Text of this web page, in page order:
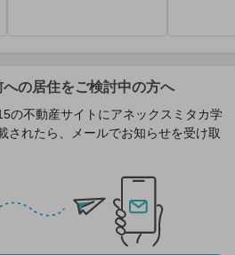
の居住をご検討中の方へ
の不動産サイトにアネックスミタカ学
されたら、メールでお知らせを受け取